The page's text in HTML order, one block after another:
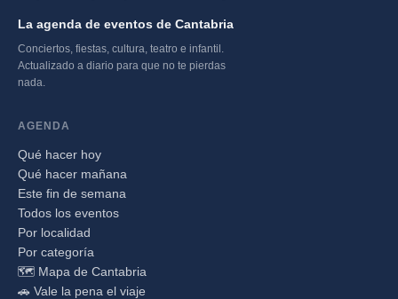
La agenda de eventos de Cantabria
Conciertos, fiestas, cultura, teatro e infantil.
Actualizado a diario para que no te pierdas
nada.
AGENDA
Qué hacer hoy
Qué hacer mañana
Este fin de semana
Todos los eventos
Por localidad
Por categoría
🗺️ Mapa de Cantabria
🚗 Vale la pena el viaje